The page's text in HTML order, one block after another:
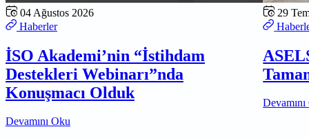
04 Ağustos 2026
Haberler
İSO Akademi’nin “İstihdam
Destekleri Webinarı”nda
Konuşmacı Olduk
Devamını Oku
29